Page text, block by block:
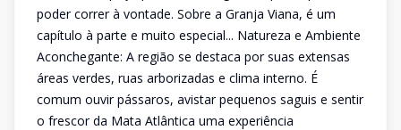
poder correr à vontade. Sobre a Granja Viana, é um
capítulo à parte e muito especial... Natureza e Ambiente
Aconchegante: A região se destaca por suas extensas
áreas verdes, ruas arborizadas e clima interno. É
comum ouvir pássaros, avistar pequenos saguis e sentir
o frescor da Mata Atlântica uma experiência